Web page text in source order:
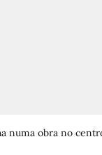
numa obra no